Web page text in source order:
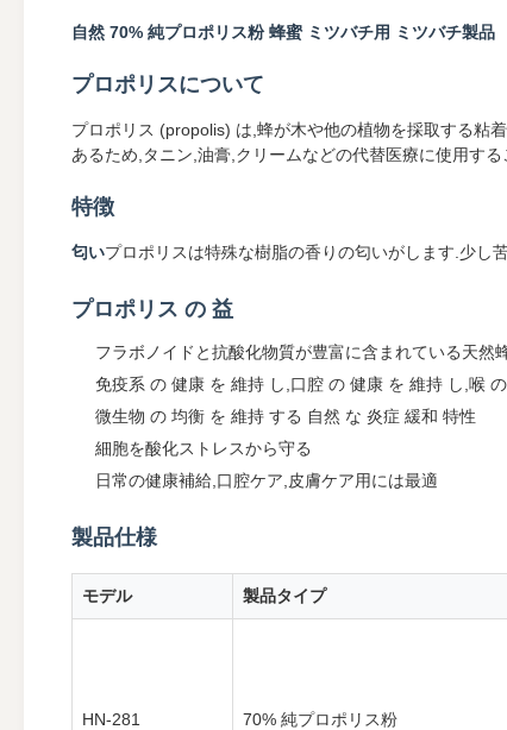
自然 70% 純プロポリス粉 蜂蜜 ミツバチ用 ミツバチ製品
プロポリスについて
プロポリス (propolis) は,蜂が木や他の植物を採取する粘
あるため,タニン,油膏,クリームなどの代替医療に使用する
特徴
匂いプロポリスは特殊な樹脂の香りの匂いがします.少し
プロポリス の 益
フラボノイドと抗酸化物質が豊富に含まれている天然
免疫系 の 健康 を 維持 し,口腔 の 健康 を 維持 し,喉
微生物 の 均衡 を 維持 する 自然 な 炎症 緩和 特性
細胞を酸化ストレスから守る
日常の健康補給,口腔ケア,皮膚ケア用には最適
製品仕様
モデル 製品タイプ
HN-281 70% 純プロポリス粉